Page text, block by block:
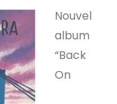
Nouvel
album
“Back
On